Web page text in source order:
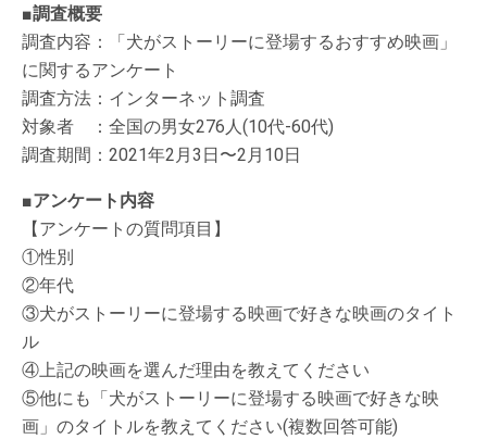
■調査概要
調査内容：「犬がストーリーに登場するおすすめ映画」
に関するアンケート
調査方法：インターネット調査
対象者 ：全国の男女276人(10代-60代)
調査期間：2021年2月3日〜2月10日
■アンケート内容
【アンケートの質問項目】
①性別
②年代
③犬がストーリーに登場する映画で好きな映画のタイト
ル
④上記の映画を選んだ理由を教えてください
⑤他にも「犬がストーリーに登場する映画で好きな映
画」のタイトルを教えてください(複数回答可能)